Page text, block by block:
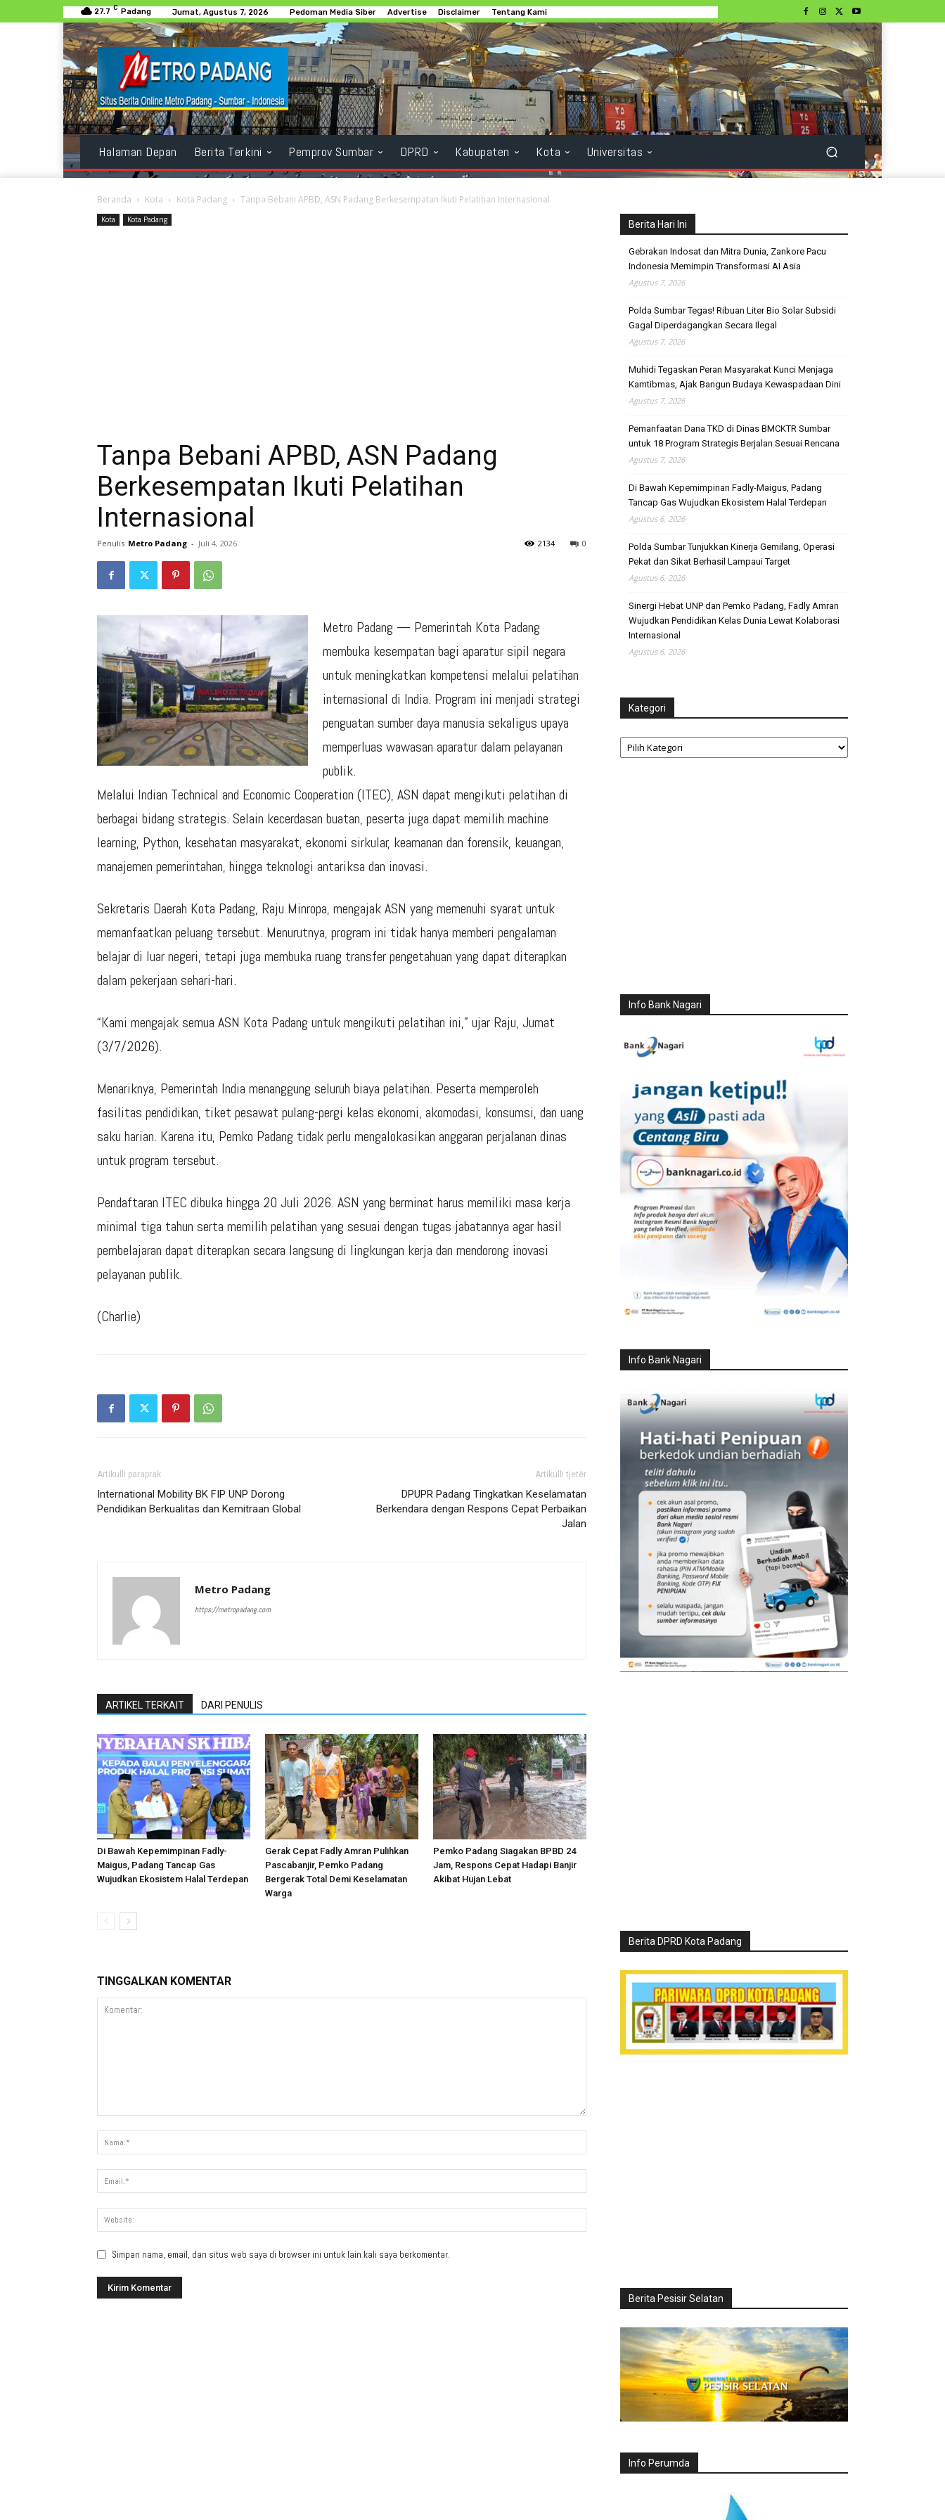
27.7 C Padang Jumat, Agustus 7, 2026 Pedoman Media Siber Advertise Disclaimer Tentang Kami
Halaman Depan Berita Terkini Pemprov Sumbar DPRD Kabupaten Kota Universitas
Beranda Kota Kota Padang Tanpa Bebani APBD, ASN Padang Berkesempatan Ikuti Pelatihan Internasional
Kota Kota Padang
Tanpa Bebani APBD, ASN Padang
Berkesempatan Ikuti Pelatihan
Internasional
Penulis Metro Padang - Juli 4, 2026 0
2134
Metro Padang — Pemerintah Kota Padang
membuka kesempatan bagi aparatur sipil negara
untuk meningkatkan kompetensi melalui pelatihan
internasional di India. Program ini menjadi strategi
penguatan sumber daya manusia sekaligus upaya
memperluas wawasan aparatur dalam pelayanan
publik.
Melalui Indian Technical and Economic Cooperation (ITEC), ASN dapat mengikuti pelatihan di
berbagai bidang strategis. Selain kecerdasan buatan, peserta juga dapat memilih machine
learning, Python, kesehatan masyarakat, ekonomi sirkular, keamanan dan forensik, keuangan,
manajemen pemerintahan, hingga teknologi antariksa dan inovasi.
Sekretaris Daerah Kota Padang, Raju Minropa, mengajak ASN yang memenuhi syarat untuk
memanfaatkan peluang tersebut. Menurutnya, program ini tidak hanya memberi pengalaman
belajar di luar negeri, tetapi juga membuka ruang transfer pengetahuan yang dapat diterapkan
dalam pekerjaan sehari-hari.
“Kami mengajak semua ASN Kota Padang untuk mengikuti pelatihan ini,” ujar Raju, Jumat
(3/7/2026).
Menariknya, Pemerintah India menanggung seluruh biaya pelatihan. Peserta memperoleh
fasilitas pendidikan, tiket pesawat pulang-pergi kelas ekonomi, akomodasi, konsumsi, dan uang
saku harian. Karena itu, Pemko Padang tidak perlu mengalokasikan anggaran perjalanan dinas
untuk program tersebut.
Pendaftaran ITEC dibuka hingga 20 Juli 2026. ASN yang berminat harus memiliki masa kerja
minimal tiga tahun serta memilih pelatihan yang sesuai dengan tugas jabatannya agar hasil
pembelajaran dapat diterapkan secara langsung di lingkungan kerja dan mendorong inovasi
pelayanan publik.
(Charlie)
Artikulli paraprak
International Mobility BK FIP UNP Dorong
Pendidikan Berkualitas dan Kemitraan Global
Artikulli tjetër
DPUPR Padang Tingkatkan Keselamatan
Berkendara dengan Respons Cepat Perbaikan
Jalan
Metro Padang
https://metropadang.com
ARTIKEL TERKAIT DARI PENULIS
Di Bawah Kepemimpinan Fadly-
Maigus, Padang Tancap Gas
Wujudkan Ekosistem Halal Terdepan
Gerak Cepat Fadly Amran Pulihkan
Pascabanjir, Pemko Padang
Bergerak Total Demi Keselamatan
Warga
Pemko Padang Siagakan BPBD 24
Jam, Respons Cepat Hadapi Banjir
Akibat Hujan Lebat
TINGGALKAN KOMENTAR
Simpan nama, email, dan situs web saya di browser ini untuk lain kali saya berkomentar.
Berita Hari Ini
Gebrakan Indosat dan Mitra Dunia, Zankore Pacu
Indonesia Memimpin Transformasi AI Asia
Agustus 7, 2026
Polda Sumbar Tegas! Ribuan Liter Bio Solar Subsidi
Gagal Diperdagangkan Secara Ilegal
Agustus 7, 2026
Muhidi Tegaskan Peran Masyarakat Kunci Menjaga
Kamtibmas, Ajak Bangun Budaya Kewaspadaan Dini
Agustus 7, 2026
Pemanfaatan Dana TKD di Dinas BMCKTR Sumbar
untuk 18 Program Strategis Berjalan Sesuai Rencana
Agustus 7, 2026
Di Bawah Kepemimpinan Fadly-Maigus, Padang
Tancap Gas Wujudkan Ekosistem Halal Terdepan
Agustus 6, 2026
Polda Sumbar Tunjukkan Kinerja Gemilang, Operasi
Pekat dan Sikat Berhasil Lampaui Target
Agustus 6, 2026
Sinergi Hebat UNP dan Pemko Padang, Fadly Amran
Wujudkan Pendidikan Kelas Dunia Lewat Kolaborasi
Internasional
Agustus 6, 2026
Kategori
Kategori
Info Bank Nagari
Info Bank Nagari
Berita DPRD Kota Padang
Berita Pesisir Selatan
Info Perumda